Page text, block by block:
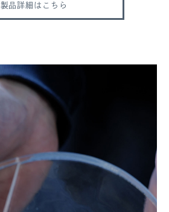
製品詳細はこちら